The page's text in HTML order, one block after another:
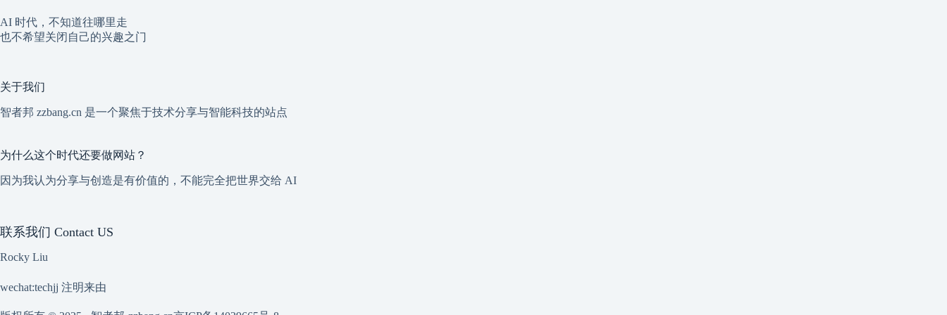
AI 时代，不知道往哪里走
也不希望关闭自己的兴趣之门
关于我们
智者邦 zzbang.cn 是一个聚焦于技术分享与智能科技的站点
为什么这个时代还要做网站？
因为我认为分享与创造是有价值的，不能完全把世界交给 AI
联系我们 Contact US
Rocky Liu
wechat:techjj 注明来由